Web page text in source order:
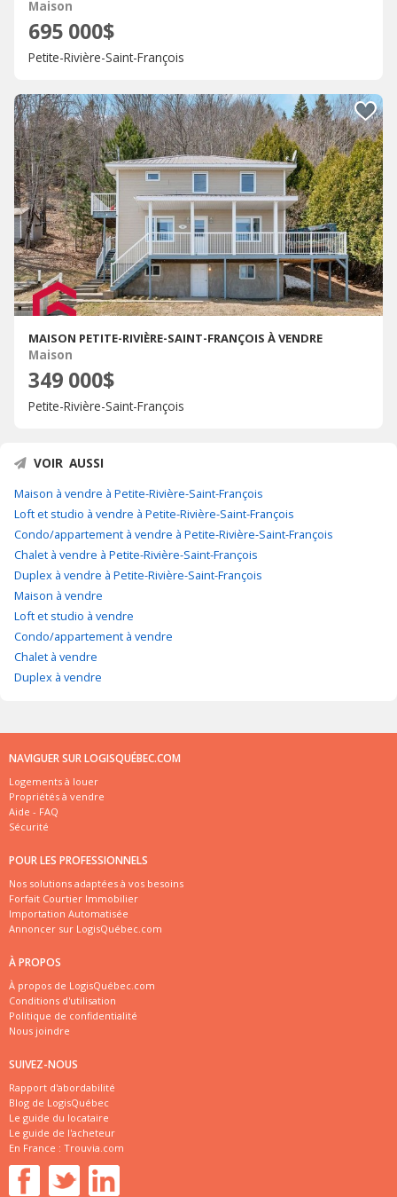
Maison
695 000$
Petite-Rivière-Saint-François
MAISON PETITE-RIVIÈRE-SAINT-FRANÇOIS À VENDRE
Maison
349 000$
Petite-Rivière-Saint-François
VOIR AUSSI
Maison à vendre à Petite-Rivière-Saint-François
Loft et studio à vendre à Petite-Rivière-Saint-François
Condo/appartement à vendre à Petite-Rivière-Saint-François
Chalet à vendre à Petite-Rivière-Saint-François
Duplex à vendre à Petite-Rivière-Saint-François
Maison à vendre
Loft et studio à vendre
Condo/appartement à vendre
Chalet à vendre
Duplex à vendre
NAVIGUER SUR LOGISQUÉBEC.COM
Logements à louer
Propriétés à vendre
Aide - FAQ
Sécurité
POUR LES PROFESSIONNELS
Nos solutions adaptées à vos besoins
Forfait Courtier Immobilier
Importation Automatisée
Annoncer sur LogisQuébec.com
À PROPOS
À propos de LogisQuébec.com
Conditions d'utilisation
Politique de confidentialité
Nous joindre
SUIVEZ-NOUS
Rapport d'abordabilité
Blog de LogisQuébec
Le guide du locataire
Le guide de l'acheteur
En France : Trouvia.com